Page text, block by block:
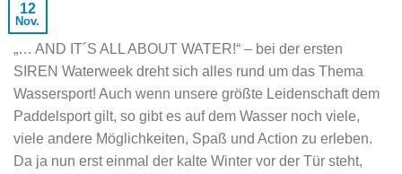
12
Nov.
„… AND IT´S ALL ABOUT WATER!“ – bei der ersten
SIREN Waterweek dreht sich alles rund um das Thema
Wassersport! Auch wenn unsere größte Leidenschaft dem
Paddelsport gilt, so gibt es auf dem Wasser noch viele,
viele andere Möglichkeiten, Spaß und Action zu erleben.
Da ja nun erst einmal der kalte Winter vor der Tür steht,